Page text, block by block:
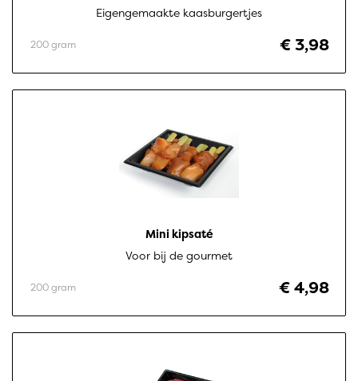
Eigengemaakte kaasburgertjes
€ 3,98
200 gram
Mini kipsaté
Voor bij de gourmet
€ 4,98
200 gram